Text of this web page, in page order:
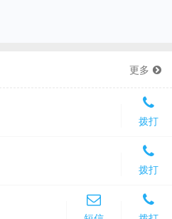
更多
拨打
拨打